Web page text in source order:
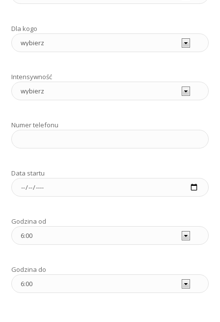
Dla kogo
Intensywność
Numer telefonu
Data startu
Godzina od
Godzina do